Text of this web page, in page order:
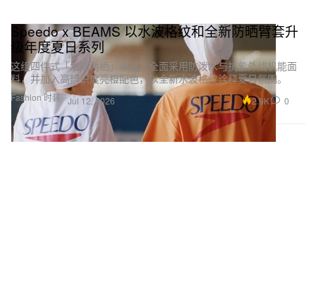
Fashion 时装
Speedo x BEAMS 以水波格纹和全新防晒臂套升
级年度夏日系列
这组四件式「水陆两栖」单品，全面采用防泼水与抗紫外线机能面
料，并加入高辨识度亮橙配色，以全新水波格纹诠释夏日氛围。
Jul 12, 2026 2.9K 0